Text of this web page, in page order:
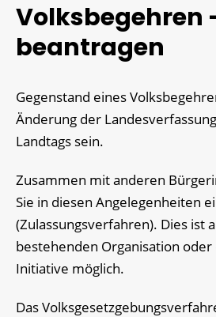
Volksbegehren
beantragen
Gegenstand eines
Änderung der
Landtags sein.
Zusammen mit anderen
Sie in diesen Angelegenheiten
(Zulassungsverfahren). Dies ist
bestehenden Organisation
Initiative möglich.
Das